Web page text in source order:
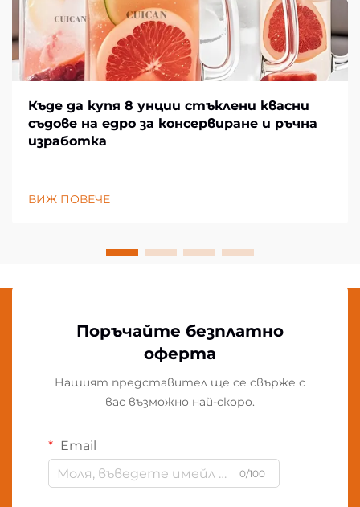
Къде да купя 8 унции стъклени квасни
съдове на едро за консервиране и ръчна
изработка
ВИЖ ПОВЕЧЕ
Поръчайте безплатно
оферта
Нашият представител ще се свърже с
вас възможно най-скоро.
Email
0/100